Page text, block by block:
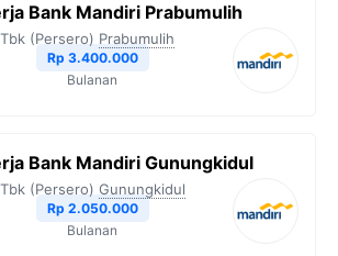
Bank Mandiri Prabumulih
(Persero) Prabumulih
Rp 3.400.000
Bulanan
Bank Mandiri Gunungkidul
(Persero) Gunungkidul
Rp 2.050.000
Bulanan